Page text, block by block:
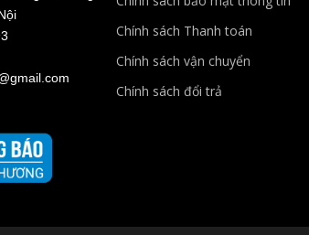
Chính sách Thanh toán
Chính sách vận chuyển
Chính sách đổi trả